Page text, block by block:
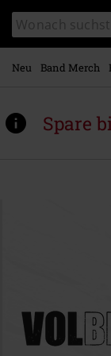
springen
Katalog
durchsuchen
Neu Band Merch
Spare